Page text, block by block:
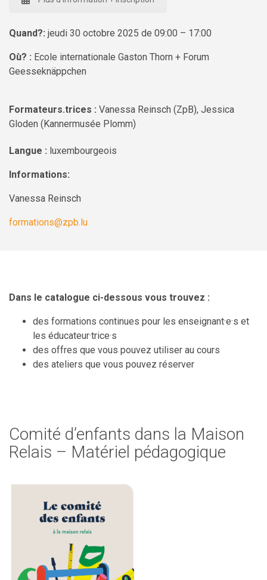
Quand?: jeudi 30 octobre 2025 de 09:00 – 17:00
Où? : Ecole internationale Gaston Thorn + Forum
Geesseknäppchen
Formateurs.trices : Vanessa Reinsch (ZpB), Jessica
Gloden (Kannermusée Plomm)
Langue : luxembourgeois
Informations:
Vanessa Reinsch
formations@zpb.lu
Dans le catalogue ci-dessous vous trouvez :
des formations continues pour les enseignant·e·s et
les éducateur·trice·s
des offres que vous pouvez utiliser au cours
des ateliers que vous pouvez réserver
Comité d’enfants dans la Maison
Relais – Matériel pédagogique